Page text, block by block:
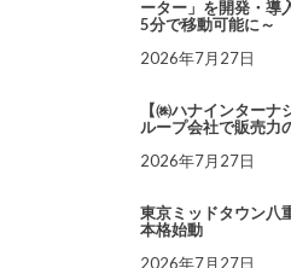
ーター」を開発・導
5分で移動可能に～
2026年7月27日
【㈱ハナインター
ループ会社で販売力
2026年7月27日
東京ミッドタウン八
本格始動
2026年7月27日